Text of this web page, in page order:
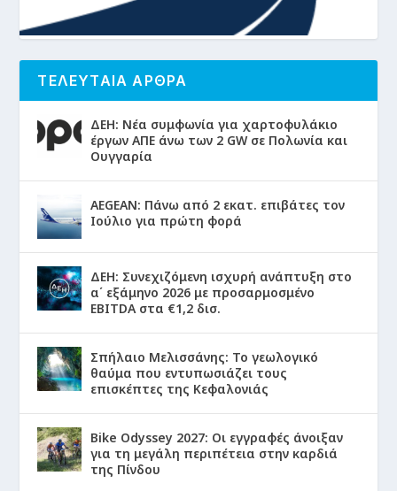
ΤΕΛΕΥΤΑΙΑ ΑΡΘΡΑ
ΔΕΗ: Νέα συμφωνία για χαρτοφυλάκιο
έργων ΑΠΕ άνω των 2 GW σε Πολωνία και
Ουγγαρία
AEGEAN: Πάνω από 2 εκατ. επιβάτες τον
Ιούλιο για πρώτη φορά
ΔΕΗ: Συνεχιζόμενη ισχυρή ανάπτυξη στο
α΄ εξάμηνο 2026 με προσαρμοσμένο
EBITDA στα €1,2 δισ.
Σπήλαιο Μελισσάνης: Το γεωλογικό
θαύμα που εντυπωσιάζει τους
επισκέπτες της Κεφαλονιάς
Bike Odyssey 2027: Οι εγγραφές άνοιξαν
για τη μεγάλη περιπέτεια στην καρδιά
της Πίνδου